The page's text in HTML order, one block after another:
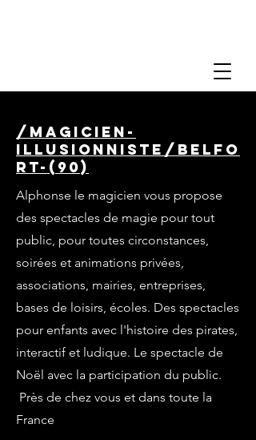
/magicien-
illusionniste/belfo
rt-(90)
Alphonse le magicien vous propose
des spectacles de magie pour tout
public, pour toutes circonstances,
soirées et animations privées,
associations, mairies, entreprises,
bases de loisirs, écoles. Des spectacles
pour enfants avec l'histoire des pirates,
interactif et ludique. Le spectacle de
Noël avec la participation du public.
Près de chez vous et dans toute la
France